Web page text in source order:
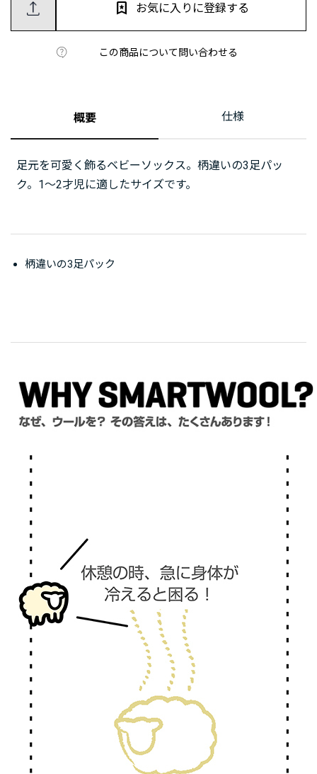
この商品について問い合わせる
お気に入りに登録する
概要 仕様
足元を可愛く飾るベビーソックス。柄違いの3足パッ
ク。1～2才児に適したサイズです。
柄違いの3足パック